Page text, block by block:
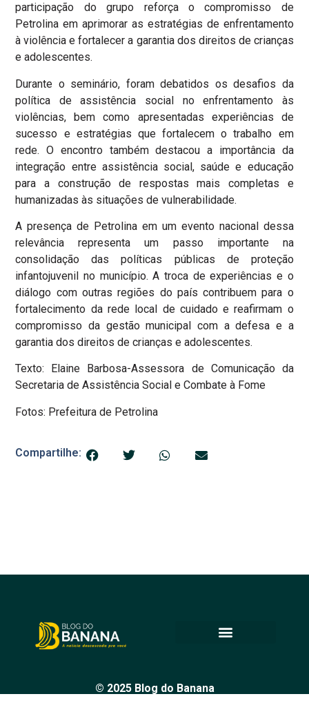
participação do grupo reforça o compromisso de
Petrolina em aprimorar as estratégias de enfrentamento
à violência e fortalecer a garantia dos direitos de crianças
e adolescentes.
Durante o seminário, foram debatidos os desafios da
política de assistência social no enfrentamento às
violências, bem como apresentadas experiências de
sucesso e estratégias que fortalecem o trabalho em
rede. O encontro também destacou a importância da
integração entre assistência social, saúde e educação
para a construção de respostas mais completas e
humanizadas às situações de vulnerabilidade.
A presença de Petrolina em um evento nacional dessa
relevância representa um passo importante na
consolidação das políticas públicas de proteção
infantojuvenil no município. A troca de experiências e o
diálogo com outras regiões do país contribuem para o
fortalecimento da rede local de cuidado e reafirmam o
compromisso da gestão municipal com a defesa e a
garantia dos direitos de crianças e adolescentes.
Texto: Elaine Barbosa-Assessora de Comunicação da
Secretaria de Assistência Social e Combate à Fome
Fotos: Prefeitura de Petrolina
Compartilhe:
© 2025 Blog do Banana